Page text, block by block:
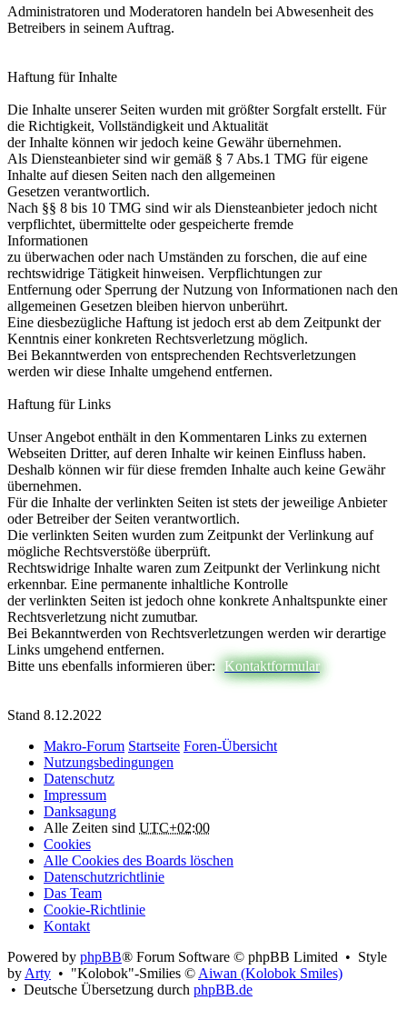
Administratoren und Moderatoren handeln bei Abwesenheit des
Betreibers in seinem Auftrag.
Haftung für Inhalte
Die Inhalte unserer Seiten wurden mit größter Sorgfalt erstellt. Für
die Richtigkeit, Vollständigkeit und Aktualität
der Inhalte können wir jedoch keine Gewähr übernehmen.
Als Diensteanbieter sind wir gemäß § 7 Abs.1 TMG für eigene
Inhalte auf diesen Seiten nach den allgemeinen
Gesetzen verantwortlich.
Nach §§ 8 bis 10 TMG sind wir als Diensteanbieter jedoch nicht
verpflichtet, übermittelte oder gespeicherte fremde
Informationen
zu überwachen oder nach Umständen zu forschen, die auf eine
rechtswidrige Tätigkeit hinweisen. Verpflichtungen zur
Entfernung oder Sperrung der Nutzung von Informationen nach den
allgemeinen Gesetzen bleiben hiervon unberührt.
Eine diesbezügliche Haftung ist jedoch erst ab dem Zeitpunkt der
Kenntnis einer konkreten Rechtsverletzung möglich.
Bei Bekanntwerden von entsprechenden Rechtsverletzungen
werden wir diese Inhalte umgehend entfernen.
Haftung für Links
Unser Angebot enthält in den Kommentaren Links zu externen
Webseiten Dritter, auf deren Inhalte wir keinen Einfluss haben.
Deshalb können wir für diese fremden Inhalte auch keine Gewähr
übernehmen.
Für die Inhalte der verlinkten Seiten ist stets der jeweilige Anbieter
oder Betreiber der Seiten verantwortlich.
Die verlinkten Seiten wurden zum Zeitpunkt der Verlinkung auf
mögliche Rechtsverstöße überprüft.
Rechtswidrige Inhalte waren zum Zeitpunkt der Verlinkung nicht
erkennbar. Eine permanente inhaltliche Kontrolle
der verlinkten Seiten ist jedoch ohne konkrete Anhaltspunkte einer
Rechtsverletzung nicht zumutbar.
Bei Bekanntwerden von Rechtsverletzungen werden wir derartige
Links umgehend entfernen.
Bitte uns ebenfalls informieren über:
Kontaktformular
Stand 8.12.2022
Makro-Forum Startseite Foren-Übersicht
Nutzungsbedingungen
Datenschutz
Impressum
Danksagung
Alle Zeiten sind UTC+02:00
Cookies
Alle Cookies des Boards löschen
Datenschutzrichtlinie
Das Team
Cookie-Richtlinie
Kontakt
Powered by phpBB® Forum Software © phpBB Limited • Style
byArty • "Kolobok"-Smilies ©Aiwan (Kolobok Smiles)
• Deutsche Übersetzung durch phpBB.de